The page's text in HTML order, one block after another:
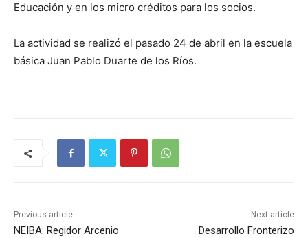
Educación y en los micro créditos para los socios.
La actividad se realizó el pasado 24 de abril en la escuela
básica Juan Pablo Duarte de los Ríos.
Previous article
NEIBA: Regidor Arcenio
Next article
Desarrollo Fronterizo